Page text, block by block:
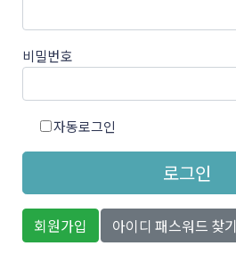
비밀번호
자동로그인
로그인
회원가입 아이디 패스워드 찾기